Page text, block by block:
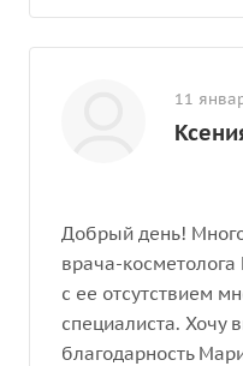
11
Добрый день!
врача-
с ее отсутствием
специалиста. Хочу
благодарность